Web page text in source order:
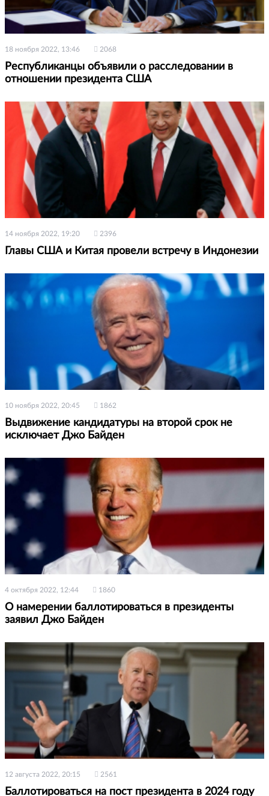
18 ноября 2022, 13:46 2068
Республиканцы объявили о расследовании в
отношении президента США
14 ноября 2022, 19:20 2396
Главы США и Китая провели встречу в Индонезии
10 ноября 2022, 20:45 1862
Выдвижение кандидатуры на второй срок не
исключает Джо Байден
4 октября 2022, 12:44 1860
О намерении баллотироваться в президенты
заявил Джо Байден
12 августа 2022, 20:15 2561
Баллотироваться на пост президента в 2024 году